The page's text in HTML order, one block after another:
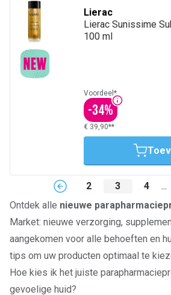
Lierac
Lierac Sunissime
100 ml
Voordeel*
-34%
€ 39,90**
2 3 4 ...
Ontdek alle nieuwe
Market: nieuwe verzorging,
aangekomen voor alle behoeften en
tips om uw producten optimaal te
Hoe kies ik het juiste
gevoelige huid?